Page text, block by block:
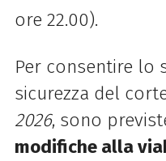
ore 22.00).
Per consentire lo
sicurezza del
2026, sono
modifiche alla